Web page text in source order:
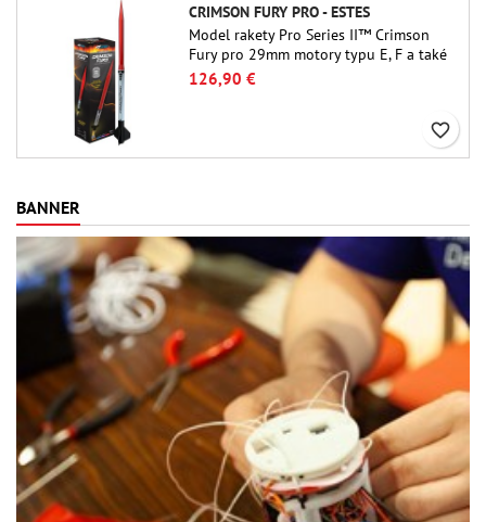
CRIMSON FURY PRO - ESTES
Model rakety Pro Series II™ Crimson
Fury pro 29mm motory typu E, F a také
G. Crimson Fury, navržený pro pokročilé
raketové nadšence, nabízí vzrušující
stavu a zážitek ze stavby, který je stejně
126,90 €
favorite_border
BANNER